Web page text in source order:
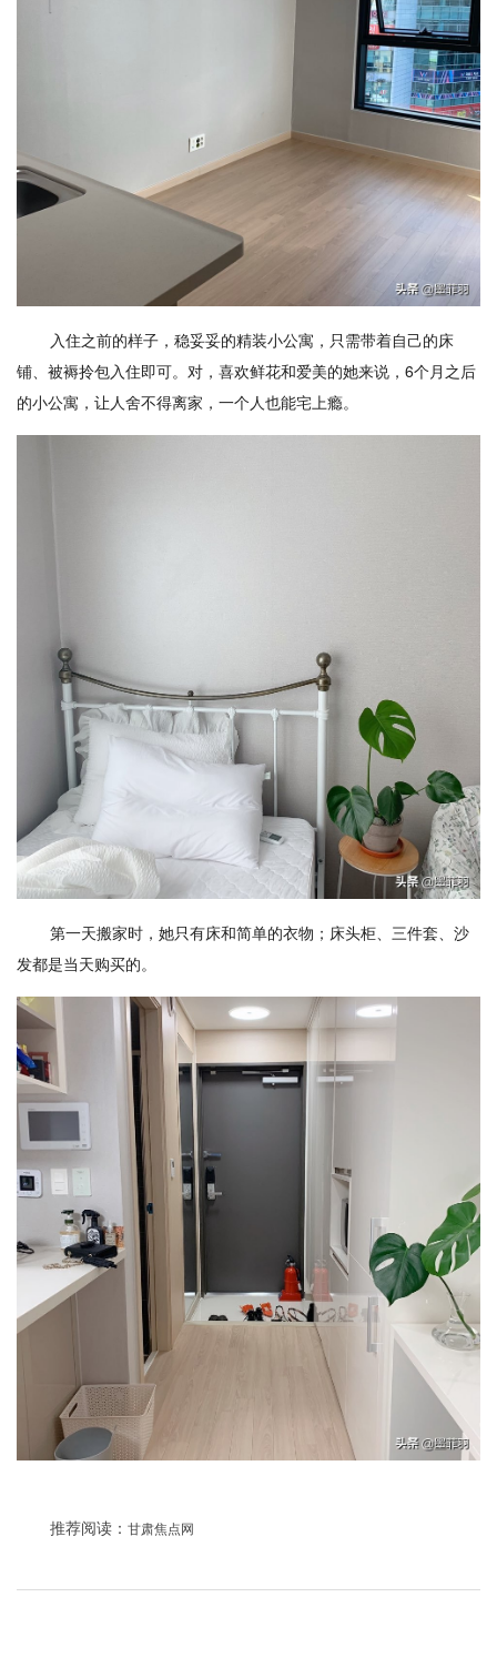
入住之前的样子，稳妥妥的精装小公寓，只需带着自己的床
铺、被褥拎包入住即可。对，喜欢鲜花和爱美的她来说，6个月之后
的小公寓，让人舍不得离家，一个人也能宅上瘾。
第一天搬家时，她只有床和简单的衣物；床头柜、三件套、沙
发都是当天购买的。
推荐阅读： 甘肃焦点网